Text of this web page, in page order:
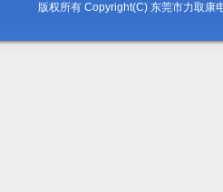
版权所有 Copyright(C) 东莞市力取